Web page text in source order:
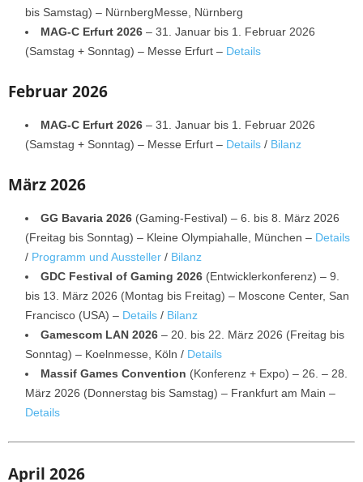
bis Samstag) – NürnbergMesse, Nürnberg
MAG-C Erfurt 2026 – 31. Januar bis 1. Februar 2026
(Samstag + Sonntag) – Messe Erfurt – Details
Februar 2026
MAG-C Erfurt 2026 – 31. Januar bis 1. Februar 2026
(Samstag + Sonntag) – Messe Erfurt – Details / Bilanz
März 2026
GG Bavaria 2026 (Gaming-Festival) – 6. bis 8. März 2026
(Freitag bis Sonntag) – Kleine Olympiahalle, München – Details
/ Programm und Aussteller / Bilanz
GDC Festival of Gaming 2026 (Entwicklerkonferenz) – 9.
bis 13. März 2026 (Montag bis Freitag) – Moscone Center, San
Francisco (USA) – Details / Bilanz
Gamescom LAN 2026 – 20. bis 22. März 2026 (Freitag bis
Sonntag) – Koelnmesse, Köln / Details
Massif Games Convention (Konferenz + Expo) – 26. – 28.
März 2026 (Donnerstag bis Samstag) – Frankfurt am Main –
Details
April 2026